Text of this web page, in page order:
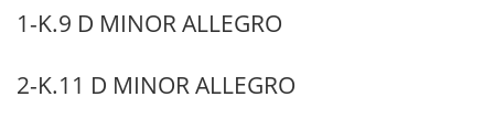
1-K.9 D MINOR ALLEGRO
2-K.11 D MINOR ALLEGRO